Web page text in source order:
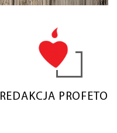
REDAKCJA PROFETO